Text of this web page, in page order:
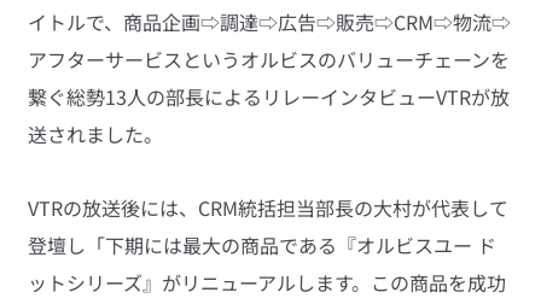
イトルで、商品企画⇨調達⇨広告⇨販売⇨CRM⇨物流⇨
アフターサービスというオルビスのバリューチェーンを
繋ぐ総勢13人の部長によるリレーインタビューVTRが放
送されました。
VTRの放送後には、CRM統括担当部長の大村が代表して
登壇し「下期には最大の商品である『オルビスユー ド
ットシリーズ』がリニューアルします。この商品を成功